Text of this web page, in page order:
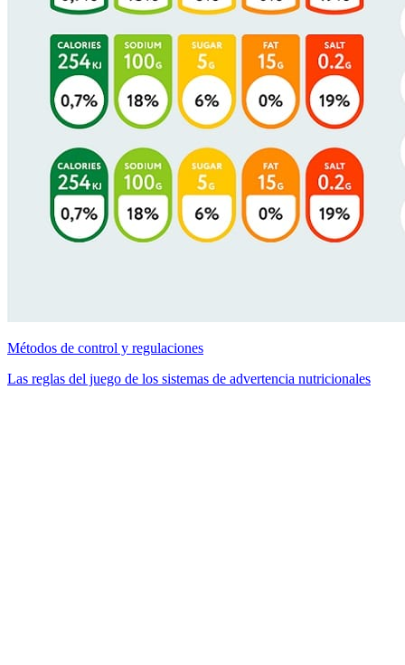
Métodos de control y regulaciones
Las reglas del juego de los sistemas de advertencia nutricionales